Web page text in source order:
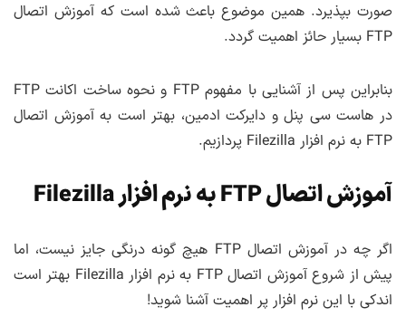
صورت بپذیرد. همین موضوع باعث شده است که آموزش اتصال
FTP بسیار حائز اهمیت گردد.
بنابراین پس از آشنایی با مفهوم FTP و نحوه ساخت اکانت FTP
در هاست سی پنل و دایرکت ادمین، بهتر است به آموزش اتصال
FTP به نرم افزار Filezilla پردازیم.
آموزش اتصال FTP به نرم افزار Filezilla
اگر چه در آموزش اتصال FTP هیچ گونه درنگی جایز نیست، اما
پیش از شروع آموزش اتصال FTP به نرم افزار Filezilla بهتر است
اندکی با این نرم افزار پر اهمیت آشنا شوید!